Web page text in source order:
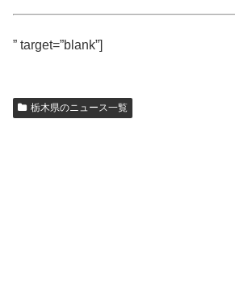
” target=”blank”]
栃木県のニュース一覧